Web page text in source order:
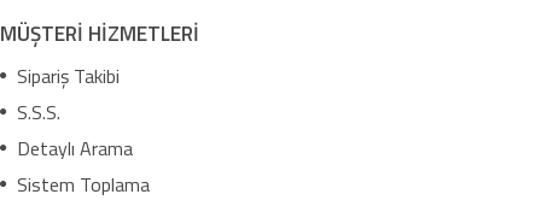
MÜŞTERİ HİZMETLERİ
Sipariş Takibi
S.S.S.
Detaylı Arama
Sistem Toplama